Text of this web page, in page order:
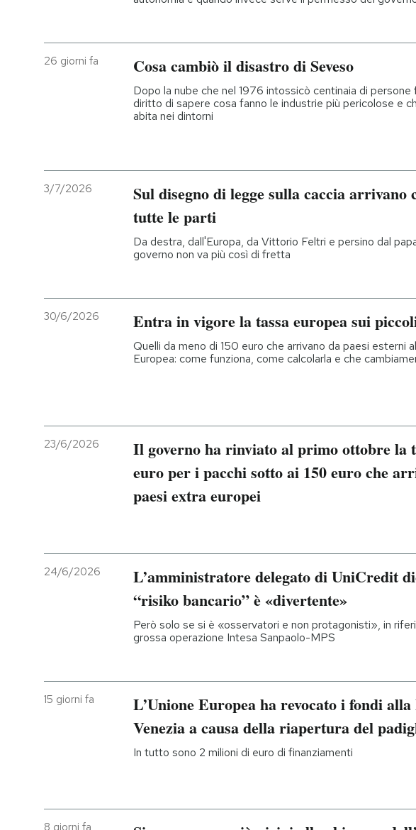
26 giorni fa Cosa cambiò il disastro di Seveso
Dopo la nube che nel 1976 intossicò centinaia di persone
diritto di sapere cosa fanno le industrie più pericolose e
abita nei dintorni
3/7/2026
Sul disegno di legge sulla caccia arrivano
tutte le parti
Da destra, dall'Europa, da Vittorio Feltri e persino dal
governo non va più così di fretta
30/6/2026 Entra in vigore la tassa europea sui
Quelli da meno di 150 euro che arrivano da paesi esterni
Europea: come funziona, come calcolarla e che
23/6/2026
Il governo ha rinviato al primo ottobre la
euro per i pacchi sotto ai 150 euro che
paesi extra europei
24/6/2026
L’amministratore delegato di UniCredit
“risiko bancario” è «divertente»
Però solo se si è «osservatori e non protagonisti», in
grossa operazione Intesa Sanpaolo-MPS
15 giorni fa
L’Unione Europea ha revocato i fondi
Venezia a causa della riapertura del
In tutto sono 2 milioni di euro di finanziamenti